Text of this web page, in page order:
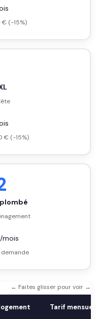
€ (-15%)
€ (-15%)
/mois
demande
← Faites glisser pour voir →
Tarif mensuel